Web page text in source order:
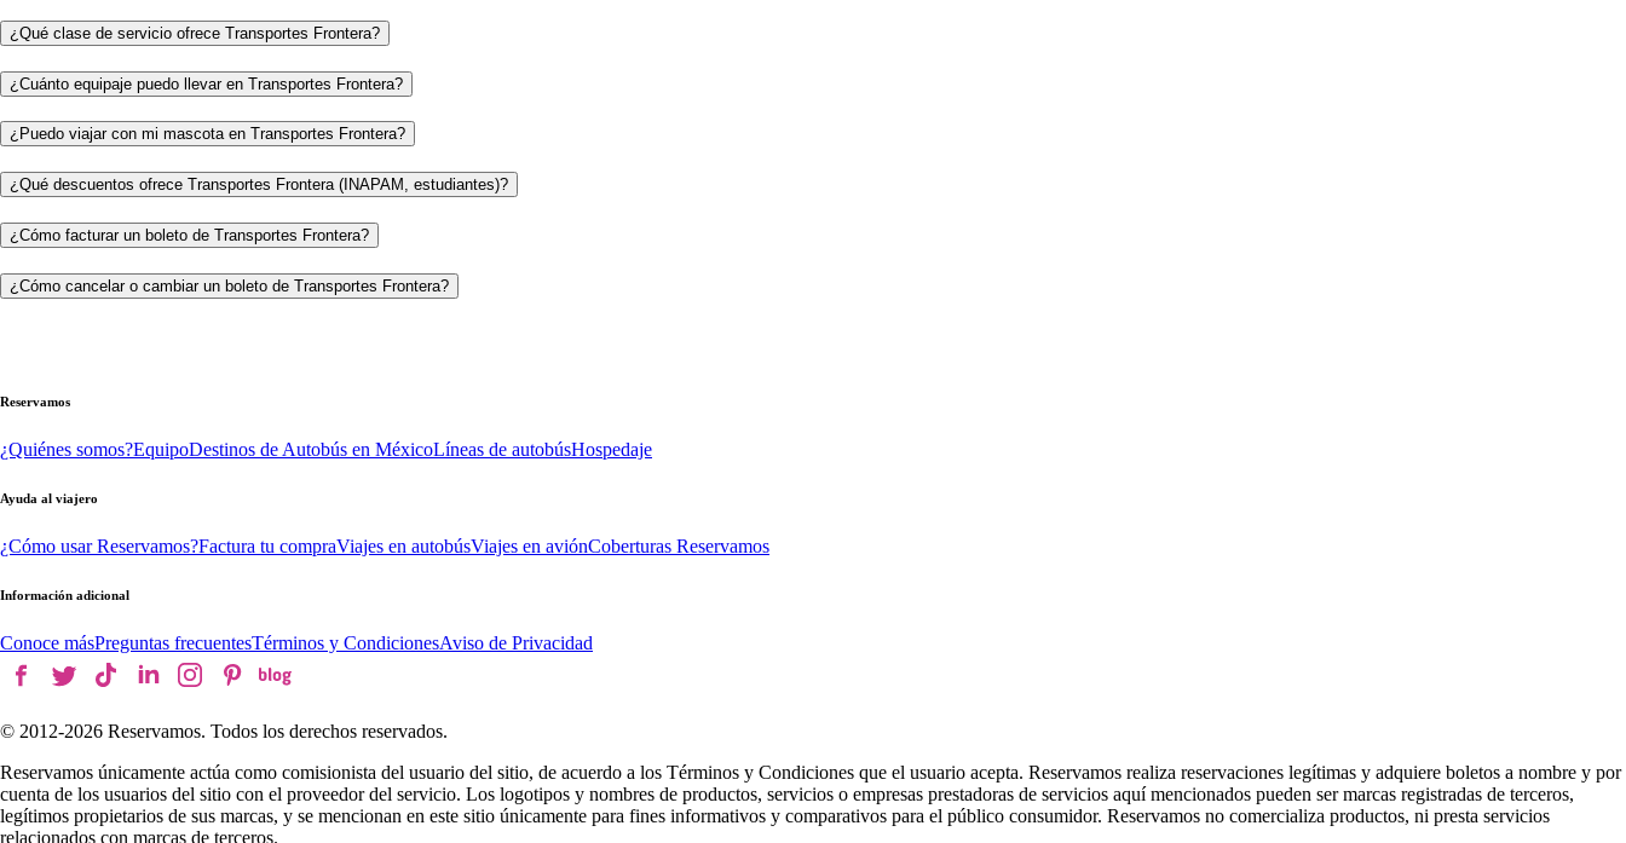
¿Qué clase de servicio ofrece Transportes Frontera?
¿Cuánto equipaje puedo llevar en Transportes Frontera?
¿Puedo viajar con mi mascota en Transportes Frontera?
¿Qué descuentos ofrece Transportes Frontera (INAPAM, estudiantes)?
¿Cómo facturar un boleto de Transportes Frontera?
¿Cómo cancelar o cambiar un boleto de Transportes Frontera?
Reservamos
¿Quiénes somos?EquipoDestinos de Autobús en MéxicoLíneas de autobúsHospedaje
Ayuda al viajero
¿Cómo usar Reservamos?Factura tu compraViajes en autobúsViajes en aviónCoberturas Reservamos
Información adicional
Conoce másPreguntas frecuentesTérminos y CondicionesAviso de Privacidad
© 2012-2026 Reservamos. Todos los derechos reservados.
Reservamos únicamente actúa como comisionista del usuario del sitio, de acuerdo a los Términos y Condiciones que el usuario acepta. Reservamos realiza reservaciones legítimas y adquiere boletos a nombre y por
cuenta de los usuarios del sitio con el proveedor del servicio. Los logotipos y nombres de productos, servicios o empresas prestadoras de servicios aquí mencionados pueden ser marcas registradas de terceros,
legítimos propietarios de sus marcas, y se mencionan en este sitio únicamente para fines informativos y comparativos para el público consumidor. Reservamos no comercializa productos, ni presta servicios
relacionados con marcas de terceros.